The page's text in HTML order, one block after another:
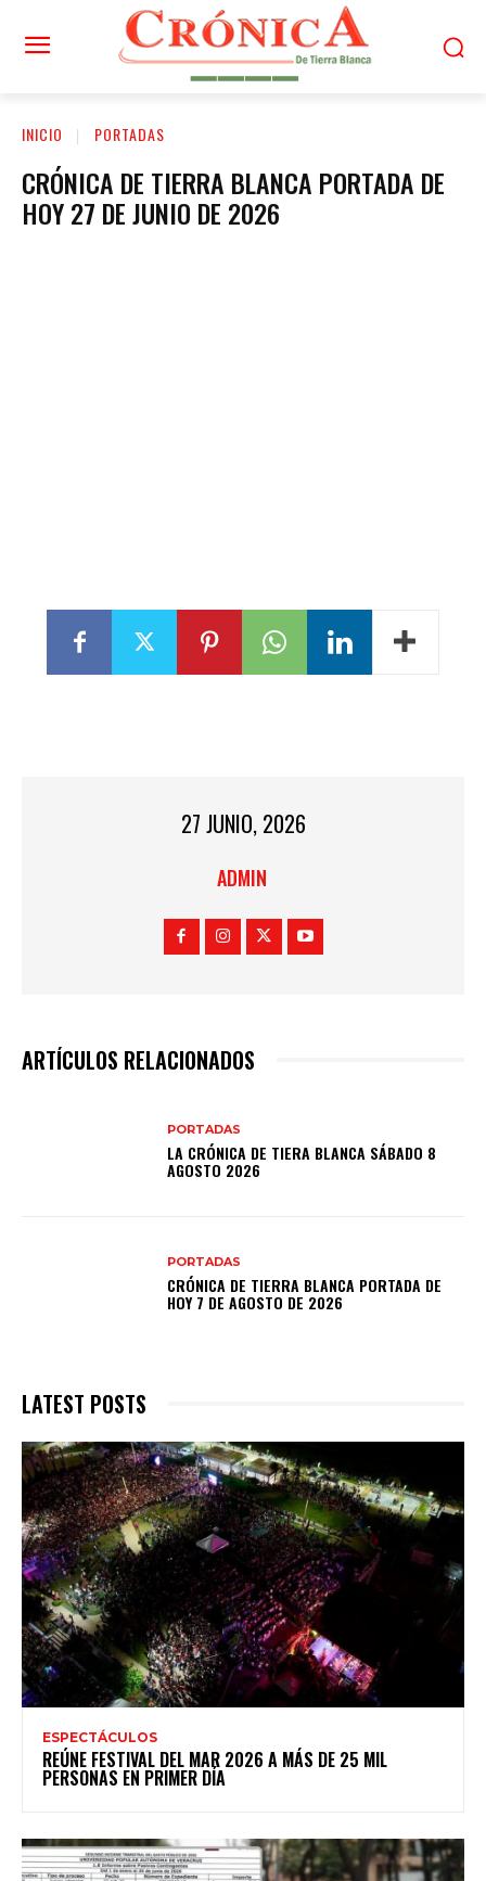
INICIO PORTADAS
CRÓNICA DE TIERRA BLANCA PORTADA DE
HOY 27 DE JUNIO DE 2026
27 JUNIO, 2026
ADMIN
ARTÍCULOS RELACIONADOS
PORTADAS
LA CRÓNICA DE TIERA BLANCA SÁBADO 8
AGOSTO 2026
PORTADAS
CRÓNICA DE TIERRA BLANCA PORTADA DE
HOY 7 DE AGOSTO DE 2026
LATEST POSTS
ESPECTÁCULOS
REÚNE FESTIVAL DEL MAR 2026 A MÁS DE 25 MIL
PERSONAS EN PRIMER DÍA